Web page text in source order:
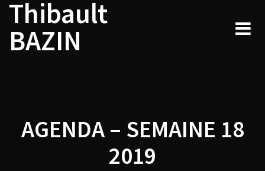
Skip
content
Thibault
BAZIN
AGENDA – SEMAINE 18
2019
Navigation
de